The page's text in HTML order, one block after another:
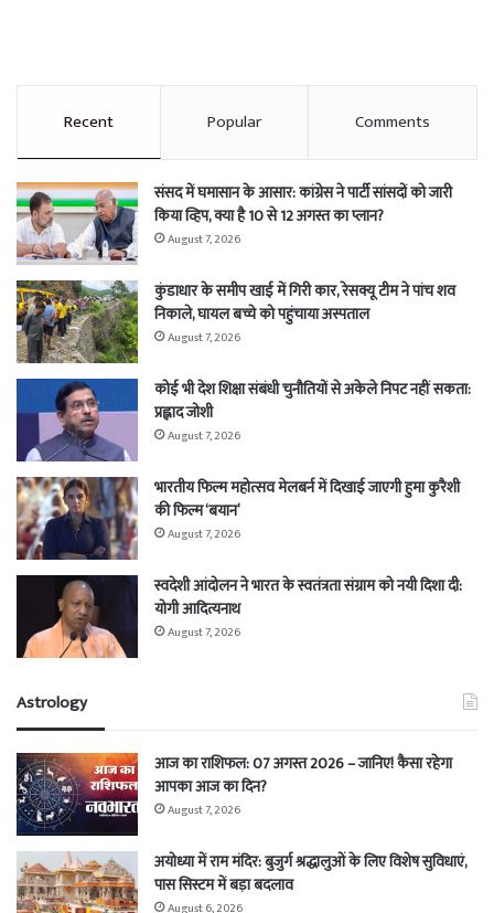
Recent Popular Comments
संसद में घमासान के आसार: कांग्रेस ने पार्टी सांसदों को जारी
किया व्हिप, क्या है 10 से 12 अगस्त का प्लान?
August 7, 2026
कुंडाधार के समीप खाई में गिरी कार, रेसक्यू टीम ने पांच शव
निकाले, घायल बच्चे को पहुंचाया अस्पताल
August 7, 2026
कोई भी देश शिक्षा संबंधी चुनौतियों से अकेले निपट नहीं सकता:
प्रह्लाद जोशी
August 7, 2026
भारतीय फिल्म महोत्सव मेलबर्न में दिखाई जाएगी हुमा कुरैशी
की फिल्म ‘बयान’
August 7, 2026
स्वदेशी आंदोलन ने भारत के स्वतंत्रता संग्राम को नयी दिशा दी:
योगी आदित्यनाथ
August 7, 2026
Astrology
आज का राशिफल: 07 अगस्त 2026 – जानिए! कैसा रहेगा
आपका आज का दिन?
August 7, 2026
अयोध्या में राम मंदिर: बुजुर्ग श्रद्धालुओं के लिए विशेष सुविधाएं,
पास सिस्टम में बड़ा बदलाव
August 6, 2026